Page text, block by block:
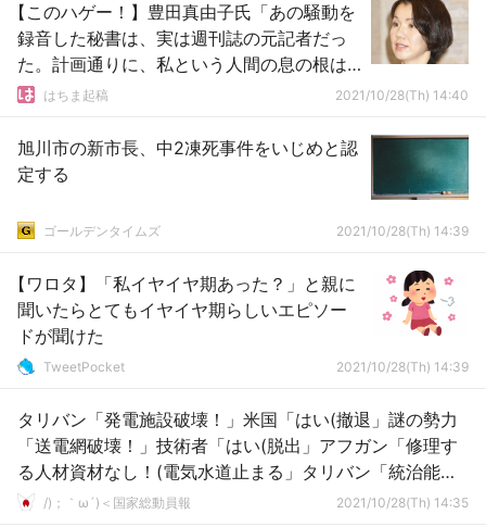
【このハゲー！】豊田真由子氏「あの騒動を
録音した秘書は、実は週刊誌の元記者だっ
た。計画通りに、私という人間の息の根は
止められた」
はちま起稿 2021/10/28(Th) 14:40
旭川市の新市長、中2凍死事件をいじめと認
定する
ゴールデンタイムズ 2021/10/28(Th) 14:39
【ワロタ】「私イヤイヤ期あった？」と親に
聞いたらとてもイヤイヤ期らしいエピソー
ドが聞けた
TweetPocket 2021/10/28(Th) 14:39
タリバン「発電施設破壊！」米国「はい(撤退」謎の勢力
「送電網破壊！」技術者「はい(脱出」アフガン「修理す
る人材資材なし！(電気水道止まる」タリバン「統治能力
なし！」→
/)；｀ω´)＜国家総動員報 2021/10/28(Th) 14:35